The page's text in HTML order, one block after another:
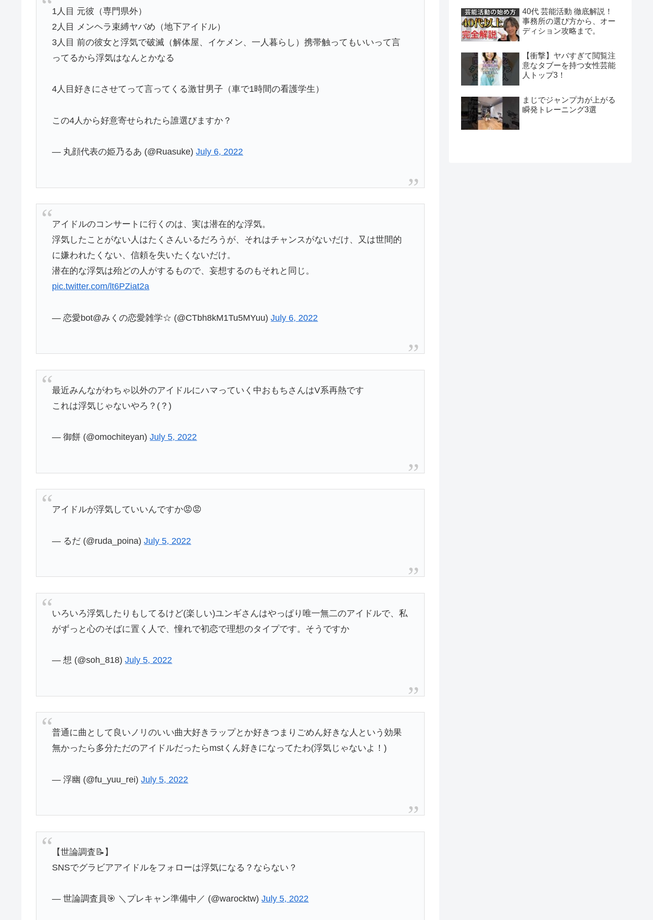
1人目 元彼（専門県外）
2人目 メンヘラ束縛ヤバめ（地下アイドル）
3人目 前の彼女と浮気で破滅（解体屋、イケメン、一人暮らし）携帯触ってもいいって言
ってるから浮気はなんとかなる
4人目好きにさせてって言ってくる激甘男子（車で1時間の看護学生）
この4人から好意寄せられたら誰選びますか？
— 丸顔代表の姫乃るあ (@Ruasuke)July 6, 2022
アイドルのコンサートに行くのは、実は潜在的な浮気。
浮気したことがない人はたくさんいるだろうが、それはチャンスがないだけ、又は世間的
に嫌われたくない、信頼を失いたくないだけ。
潜在的な浮気は殆どの人がするもので、妄想するのもそれと同じ。
pic.twitter.com/lt6PZiat2a
— 恋愛bot@みくの恋愛雑学☆ (@CTbh8kM1Tu5MYuu)July 6, 2022
最近みんながわちゃ以外のアイドルにハマっていく中おもちさんはV系再熱です
これは浮気じゃないやろ？(？)
— 御餅 (@omochiteyan)July 5, 2022
アイドルが浮気していいんですか😡😡
— るだ (@ruda_poina)July 5, 2022
いろいろ浮気したりもしてるけど(楽しい)ユンギさんはやっぱり唯一無二のアイドルで、私
がずっと心のそばに置く人で、憧れで初恋で理想のタイプです。そうですか
— 想 (@soh_818)July 5, 2022
普通に曲として良いノリのいい曲大好きラップとか好きつまりごめん好きな人という効果
無かったら多分ただのアイドルだったらmstくん好きになってたわ(浮気じゃないよ！)
— 浮幽 (@fu_yuu_rei)July 5, 2022
【世論調査📝】
SNSでグラビアアイドルをフォローは浮気になる？ならない？
— 世論調査員🎯 ＼プレキャン準備中／ (@warocktw)July 5, 2022
40代 芸能活動 徹底解説！
事務所の選び方から、オー
ディション攻略まで。
【衝撃】ヤバすぎて閲覧注
意なタブーを持つ女性芸能
人トップ3！
まじでジャンプ力が上がる
瞬発トレーニング3選